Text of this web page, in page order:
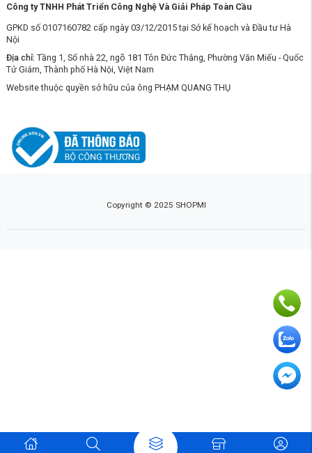
Công ty TNHH Phát Triển Công Nghệ Và Giải Pháp Toàn Cầu
GPKD số 0107160782 cấp ngày 03/12/2015 tại Sở kế hoạch và Đầu tư Hà
Nội
Địa chỉ: Tầng 1, Số nhà 22, ngõ 181 Tôn Đức Thắng, Phường Văn Miếu - Quốc
Tử Giám, Thành phố Hà Nội, Việt Nam
Website thuộc quyền sở hữu của ông PHẠM QUANG THỤ
Copyright © 2025 SHOPMI